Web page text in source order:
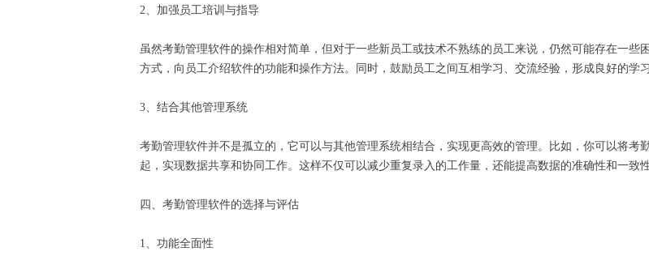
2、加强员工培训与指导
虽然考勤管理软件的操作相对简单，但对于一些新员工或技术不熟练的员工来说，仍然可能存在一些
方式，向员工介绍软件的功能和操作方法。同时，鼓励员工之间互相学习、交流经验，形成良好的学
3、结合其他管理系统
考勤管理软件并不是孤立的，它可以与其他管理系统相结合，实现更高效的管理。比如，你可以将
起，实现数据共享和协同工作。这样不仅可以减少重复录入的工作量，还能提高数据的准确性和一致
四、考勤管理软件的选择与评估
1、功能全面性